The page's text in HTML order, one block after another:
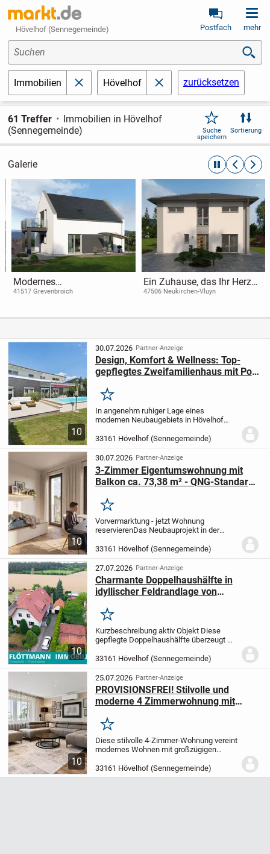
Hövelhof (Sennegemeinde) Postfach mehr
Suchen
Immobilien schließenHövelhof schließenzurücksetzen
61 Treffer
Immobilien in Hövelhof
(Sennegemeinde)
Suche
speichern
Sortierung
Galerie automatische
Modernes
Mehrfamilienhaus in
geplant und hochwertig
41517 Grevenbroich
Ein Zuhause, das Ihr Herz
wärmt - und Ihre
47506 Neukirchen-Vluyn
10
30.07.2026 Partner-Anzeige
Design, Komfort & Wellness: Top-
gepflegtes Zweifamilienhaus mit Pool
Merken
In angenehm ruhiger Lage eines
modernen Neubaugebiets in Hövelhof
Zweifamilienhaus (Baujahr 2013) als
hochwertig erbautes Zuhause mit
vielseitigen Nutzungsmöglichkei...
33161 Hövelhof (Sennegemeinde)
10
30.07.2026 Partner-Anzeige
3-Zimmer Eigentumswohnung mit
Balkon ca. 73,38 m² - QNG-Standard
Merken
Vorvermarktung - jetzt Wohnung
reservierenDas Neubauprojekt in der
aktuell in der Vorvermarktungsphase. In
diesem frühen Stadium können die
geplanten...
33161 Hövelhof (Sennegemeinde)
10
27.07.2026 Partner-Anzeige
Charmante Doppelhaushälfte in
idyllischer Feldrandlage von
Merken
Kurzbeschreibung aktiv Objekt Diese
gepflegte Doppelhaushälfte überzeugt mit
durchdachten Grundrissgestaltung und
vielseitigen Nutzungsmöglichkeiten. Sie
eignet...
33161 Hövelhof (Sennegemeinde)
10
25.07.2026 Partner-Anzeige
PROVISIONSFREI! Stilvolle und
moderne 4 Zimmerwohnung mit
Merken
Diese stilvolle 4-Zimmer-Wohnung vereint
modernes Wohnen mit großzügigen
nur selten findet. Hochwertige
Materialien, eine geschmackvolle
33161 Hövelhof (Sennegemeinde)